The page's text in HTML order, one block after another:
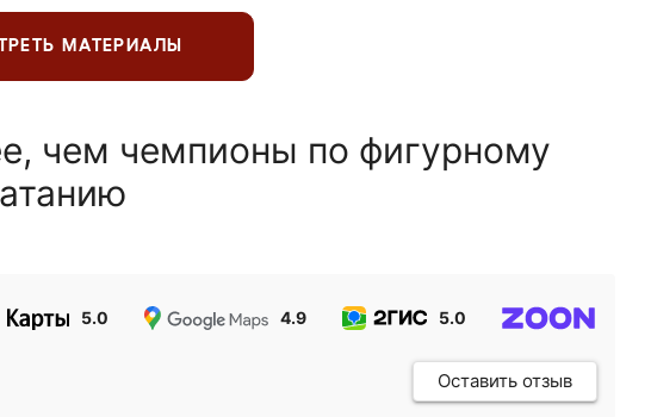
МАТЕРИАЛЫ
чем чемпионы по фигурному
5.0 4.9 5.0
Оставить отзыв